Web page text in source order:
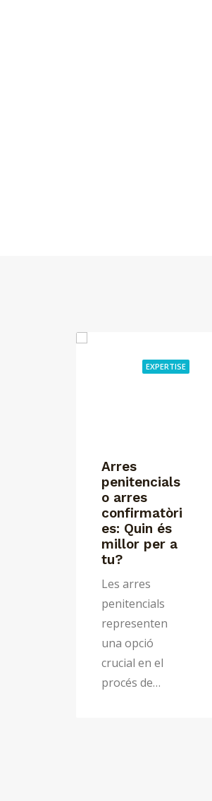
EXPERTISE
Arres
penitencials
o arres
confirmatòri
es: Quin és
millor per a
tu?
Les arres
penitencials
representen
una opció
crucial en el
procés de…